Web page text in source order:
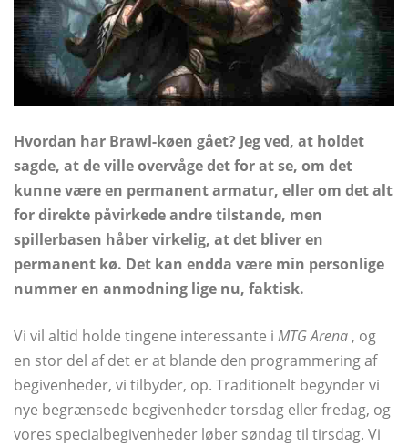
Hvordan har Brawl-køen gået? Jeg ved, at holdet
sagde, at de ville overvåge det for at se, om det
kunne være en permanent armatur, eller om det alt
for direkte påvirkede andre tilstande, men
spillerbasen håber virkelig, at det bliver en
permanent kø. Det kan endda være min personlige
nummer en anmodning lige nu, faktisk.
Vi vil altid holde tingene interessante i MTG Arena , og
en stor del af det er at blande den programmering af
begivenheder, vi tilbyder, op. Traditionelt begynder vi
nye begrænsede begivenheder torsdag eller fredag, og
vores specialbegivenheder løber søndag til tirsdag. Vi